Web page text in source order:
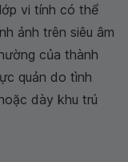
vi tính có thể
ảnh trên siêu âm
của thành
quản do tình
dày khu trú